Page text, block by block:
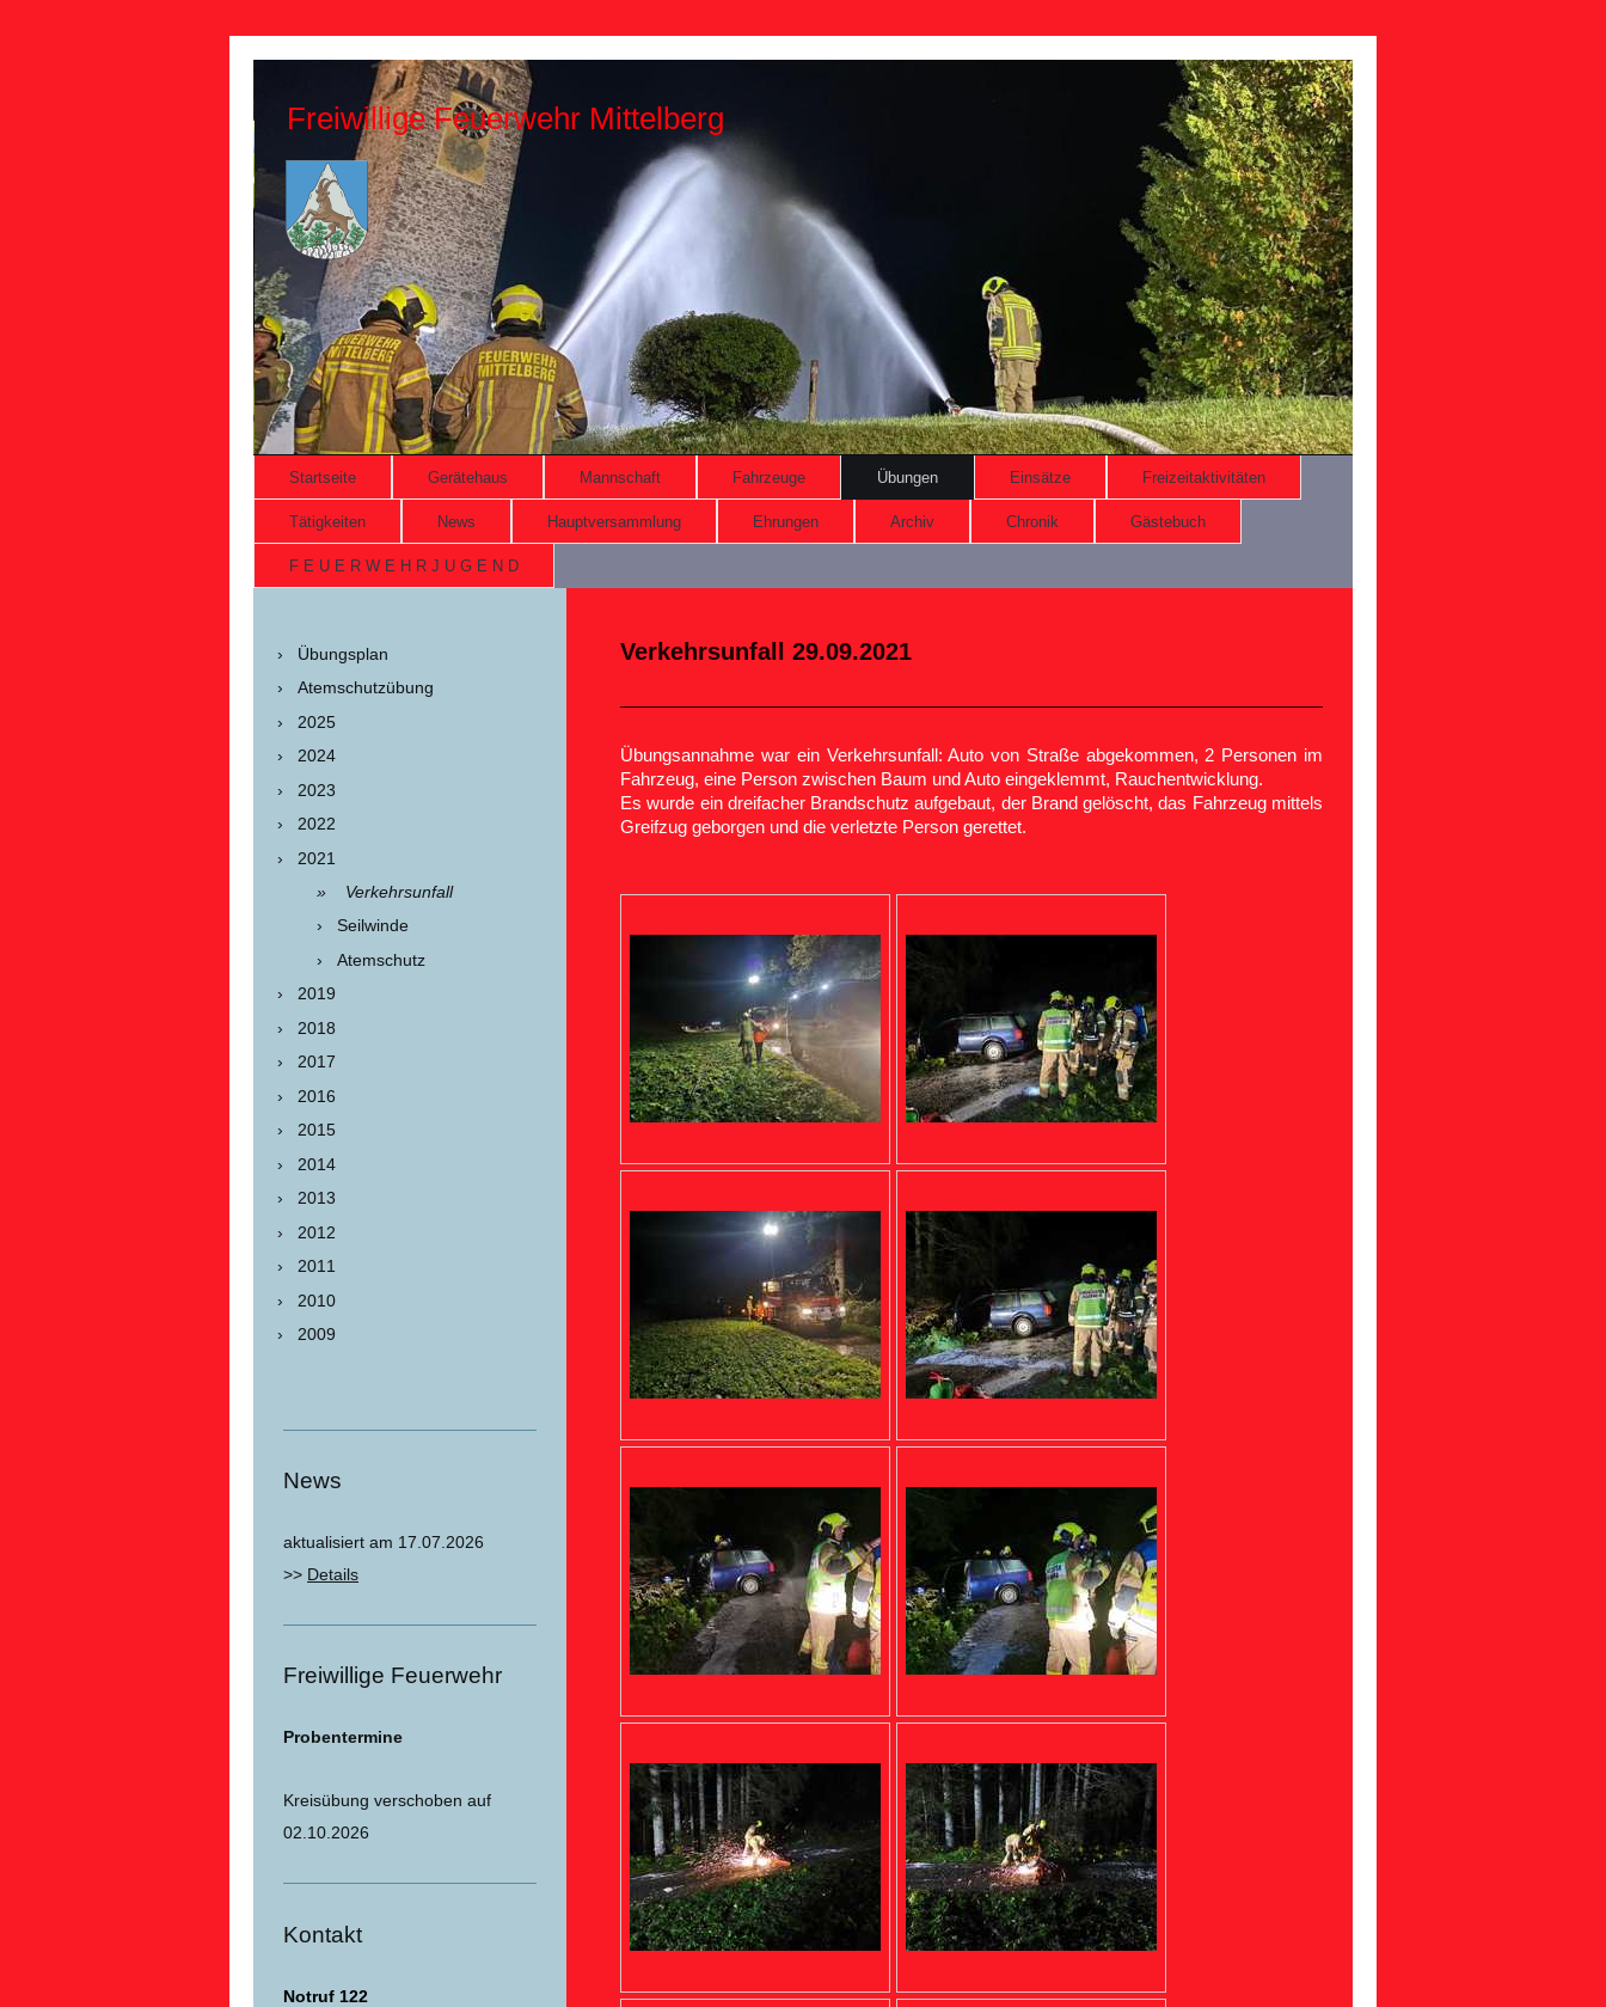
Freiwillige Feuerwehr Mittelberg
Startseite Gerätehaus Mannschaft Fahrzeuge Übungen Einsätze Freizeitaktivitäten
Tätigkeiten News Hauptversammlung Ehrungen Archiv Chronik Gästebuch
F E U E R W E H R J U G E N D
Verkehrsunfall 29.09.2021
Übungsannahme war ein Verkehrsunfall: Auto von Straße abgekommen, 2 Personen im
Fahrzeug, eine Person zwischen Baum und Auto eingeklemmt, Rauchentwicklung.
Es wurde ein dreifacher Brandschutz aufgebaut, der Brand gelöscht, das Fahrzeug mittels
Greifzug geborgen und die verletzte Person gerettet.
Übungsplan
Atemschutzübung
2025
2024
2023
2022
2021
Verkehrsunfall
Seilwinde
Atemschutz
2019
2018
2017
2016
2015
2014
2013
2012
2011
2010
2009
News
aktualisiert am 17.07.2026
>> Details
Freiwillige Feuerwehr
Probentermine
Kreisübung verschoben auf
02.10.2026
Kontakt
Notruf 122